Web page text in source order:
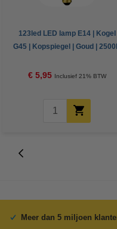
123led LED lamp E14 | Kogel
G45 | Kopspiegel | Goud |
€ 5,95 Inclusief 21% BTW
Meer dan 5 miljoen